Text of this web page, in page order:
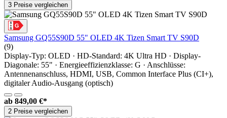
3 Preise vergleichen
Samsung GQ55S90D 55" OLED 4K Tizen Smart TV S90D
(9)
Display-Typ: OLED · HD-Standard: 4K Ultra HD · Display-
Diagonale: 55" · Energieeffizienzklasse: G · Anschlüsse:
Antennenanschluss, HDMI, USB, Common Interface Plus (CI+),
digitaler Audio-Ausgang (optisch)
ab 849,00 €*
2 Preise vergleichen